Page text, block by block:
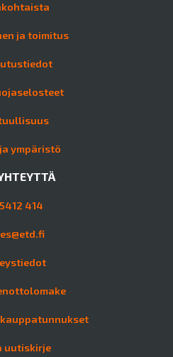
ja toimitus
ympäristö
414
uutiskirje